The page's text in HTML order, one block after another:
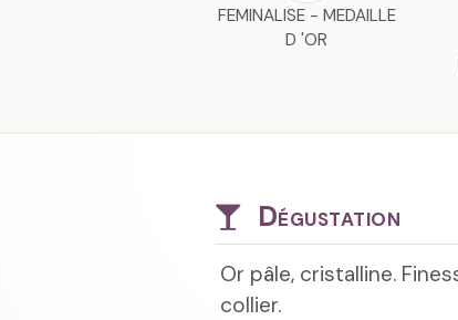
FEMINALISE - MEDAILLE
D 'OR
Dégustation
Or pâle, cristalline.
collier.